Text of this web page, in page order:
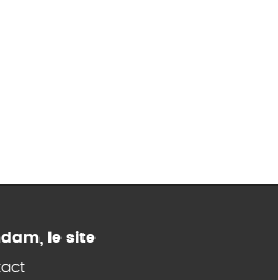
le site